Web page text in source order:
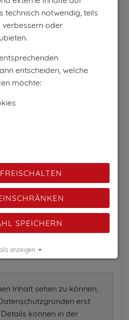
Inhalt sehen zu können,
erst
können in der
technisch notwendig, teils
verbessern oder
entscheiden, welche
möchte:
SPEICHERN
anzeigen